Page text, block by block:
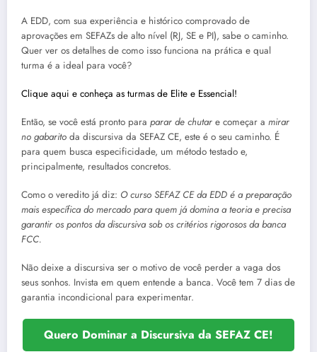
A EDD, com sua experiência e histórico comprovado de
aprovações em SEFAZs de alto nível (RJ, SE e PI), sabe o caminho.
Quer ver os detalhes de como isso funciona na prática e qual
turma é a ideal para você?
Clique aqui e conheça as turmas de Elite e Essencial!
Então, se você está pronto para parar de chutar e começar a mirar
no gabarito da discursiva da SEFAZ CE, este é o seu caminho. É
para quem busca especificidade, um método testado e,
principalmente, resultados concretos.
Como o veredito já diz: O curso SEFAZ CE da EDD é a preparação
mais específica do mercado para quem já domina a teoria e precisa
garantir os pontos da discursiva sob os critérios rigorosos da banca
FCC.
Não deixe a discursiva ser o motivo de você perder a vaga dos
seus sonhos. Invista em quem entende a banca. Você tem 7 dias de
garantia incondicional para experimentar.
Quero Dominar a Discursiva da SEFAZ CE!